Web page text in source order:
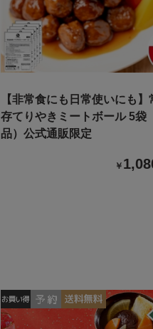
【非常食にも日常使いにも】
存てりやきミートボール 5袋
品）公式通販限定
￥